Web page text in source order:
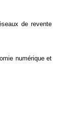
de revente
numérique et